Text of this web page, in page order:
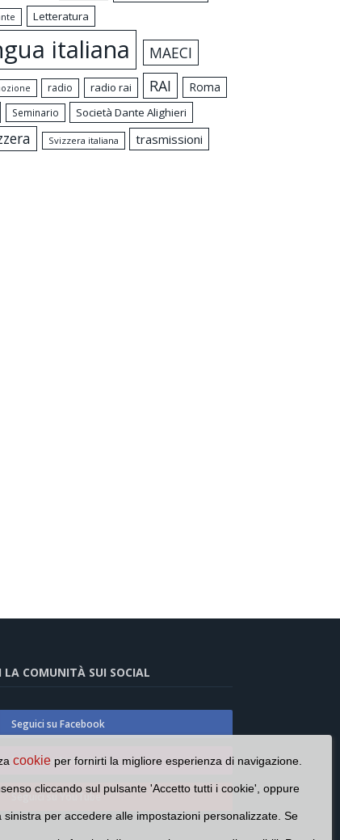
Letteratura
italiana MAECI
radio radio rai RAI
Roma
Seminario Società Dante Alighieri
Svizzera italiana trasmissioni
LA COMUNITÀ SUI SOCIAL
Seguici su Facebook
Seguici su Instagram
Seguici su YouTube
cookie per fornirti la migliore esperienza di navigazione.
cliccando sul pulsante 'Accetto tutti i cookie', oppure
sinistra per accedere alle impostazioni personalizzate. Se